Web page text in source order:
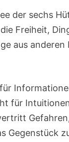
der sechs
Freiheit,
aus
für
Gegenstück